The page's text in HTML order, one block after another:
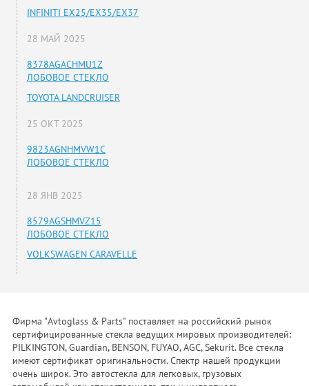
INFINITI EX25/EX35/EX37
28 МАЙ 2025
8378AGACHMU1Z
ЛОБОВОЕ СТЕКЛО
TOYOTA LANDCRUISER
25 ОКТ 2025
9823AGNHMVW1C
ЛОБОВОЕ СТЕКЛО
28 ЯНВ 2025
8579AGSHMVZ15
ЛОБОВОЕ СТЕКЛО
VOLKSWAGEN CARAVELLE
Фирма "Avtoglass & Parts" поставляет на российский рынок
сертифицированные стекла ведущих мировых производителей:
PILKINGTON, Guardian, BENSON, FUYAO, AGC, Sekurit. Все стекла
имеют сертификат оригинальности. Спектр нашей продукции
очень широк. Это автостекла для легковых, грузовых